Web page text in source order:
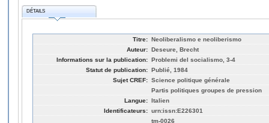
DÉTAILS
Titre: Neoliberalismo e neoliberismo
Auteur: Deseure, Brecht
Informations sur la publication: Problemi del socialismo, 3-4
Statut de publication: Publié, 1984
Sujet CREF: Science politique générale
Partis politiques groupes de pression
Langue: Italien
Identificateurs: urn:issn:E226301
tm-0026